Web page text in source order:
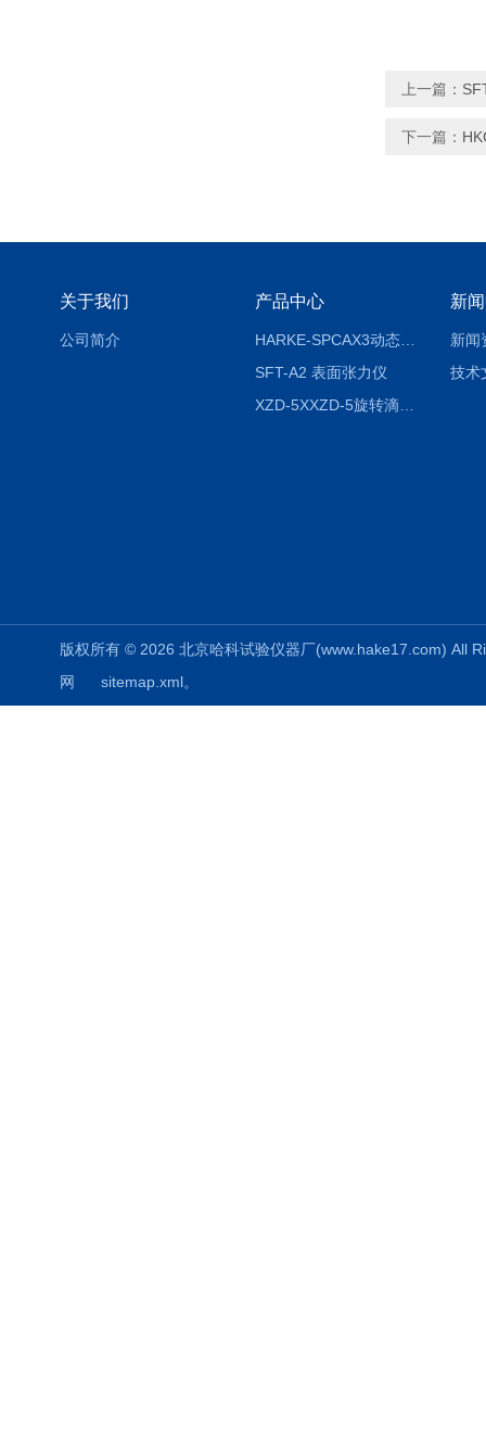
上一篇：
下一篇：
关于我们
公司简介
产品中心
HARKE-SPCAX3动态接触角测定仪系列
SFT-A2 表面张力仪
XZD-5XXZD-5旋转滴超低界面张力仪
新
新闻
技术
版权所有 © 2026 北京哈科试验仪器厂(www.hake17.com)
网
sitemap.xml。